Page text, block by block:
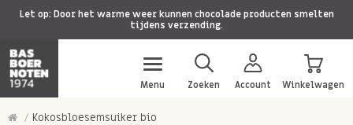
Let op: Door het warme weer kunnen chocolade producten smelten
tijdens verzending.
Menu Zoeken Account Winkelwagen
Kokosbloesemsuiker bio